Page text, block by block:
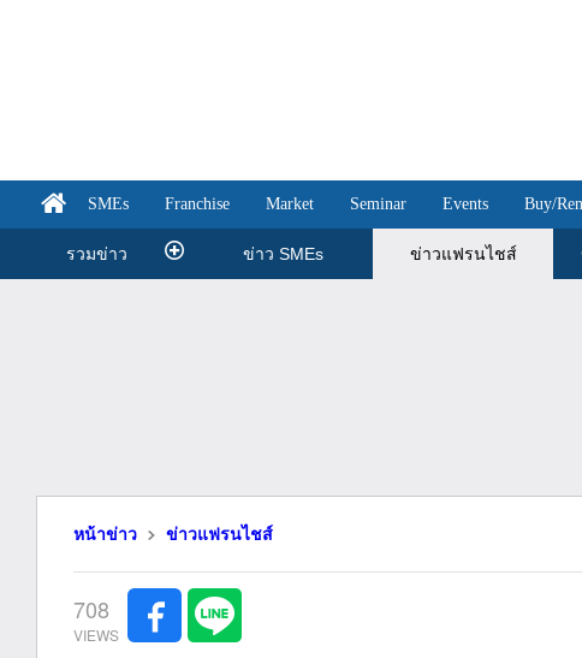
SMEs Franchise Market Seminar Events Buy/
รวมข่าว ข่าว SMEs ข่าวแฟรนไชส์
หน้าข่าว ข่าวแฟรนไชส์
708